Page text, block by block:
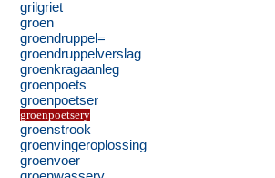
grilgriet
groen
groendruppel=
groendruppelverslag
groenkragaanleg
groenpoets
groenpoetser
groenpoetsery
groenstrook
groenvingeroplossing
groenvoer